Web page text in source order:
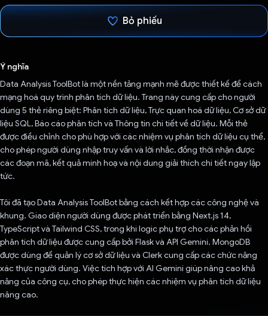
Bỏ phiếu
Ý nghĩa
Data Analysis ToolBot là một nền tảng mạnh mẽ được thiết kế để cách
mạng hoá quy trình phân tích dữ liệu. Trang này cung cấp cho người
dùng 5 thẻ riêng biệt: Phân tích dữ liệu, Trực quan hoá dữ liệu, Cơ sở dữ
liệu SQL, Báo cáo phân tích và Thông tin chi tiết về dữ liệu. Mỗi thẻ
được điều chỉnh cho phù hợp với các nhiệm vụ phân tích dữ liệu cụ thể,
cho phép người dùng nhập truy vấn và lời nhắc, đồng thời nhận được
các đoạn mã, kết quả minh hoạ và nội dung giải thích chi tiết ngay lập
tức.
Tôi đã tạo Data Analysis ToolBot bằng cách kết hợp các công nghệ và
khung. Giao diện người dùng được phát triển bằng Next.js 14,
TypeScript và Tailwind CSS, trong khi logic phụ trợ cho các phản hồi
phân tích dữ liệu được cung cấp bởi Flask và API Gemini. MongoDB
được dùng để quản lý cơ sở dữ liệu và Clerk cung cấp các chức năng
xác thực người dùng. Việc tích hợp với AI Gemini giúp nâng cao khả
năng của công cụ, cho phép thực hiện các nhiệm vụ phân tích dữ liệu
nâng cao.